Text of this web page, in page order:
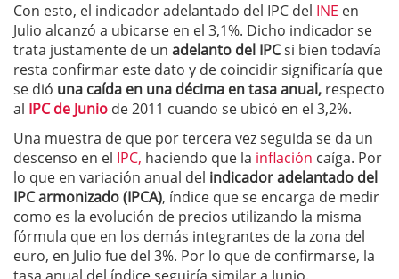
Con esto, el indicador adelantado del IPC del INE en
Julio alcanzó a ubicarse en el 3,1%. Dicho indicador se
trata justamente de un adelanto del IPCsi bien todavía
resta confirmar este dato y de coincidir significaría que
se dió una caída en una décima en tasa anual, respecto
al IPC de Junio de 2011 cuando se ubicó en el 3,2%.
Una muestra de que por tercera vez seguida se da un
descenso en el IPC, haciendo que la inflación caíga. Por
lo que en variación anual del indicador adelantado del
IPC armonizado (IPCA), índice que se encarga de medir
como es la evolución de precios utilizando la misma
fórmula que en los demás integrantes de la zona del
euro, en Julio fue del 3%. Por lo que de confirmarse, la